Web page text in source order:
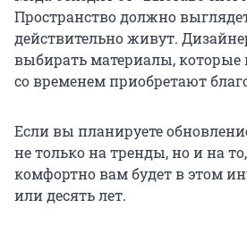
Пространство должно
действительно живут.
выбирать материалы, которые
со временем приобретают
Если вы планируете
не только на тренды, но и на
комфортно вам будет в этом
или десять лет.